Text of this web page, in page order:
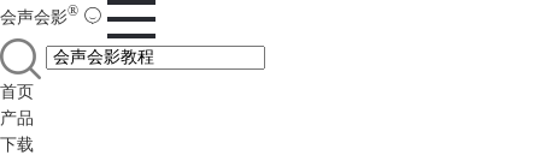
会声会影®
首页
产品
下载